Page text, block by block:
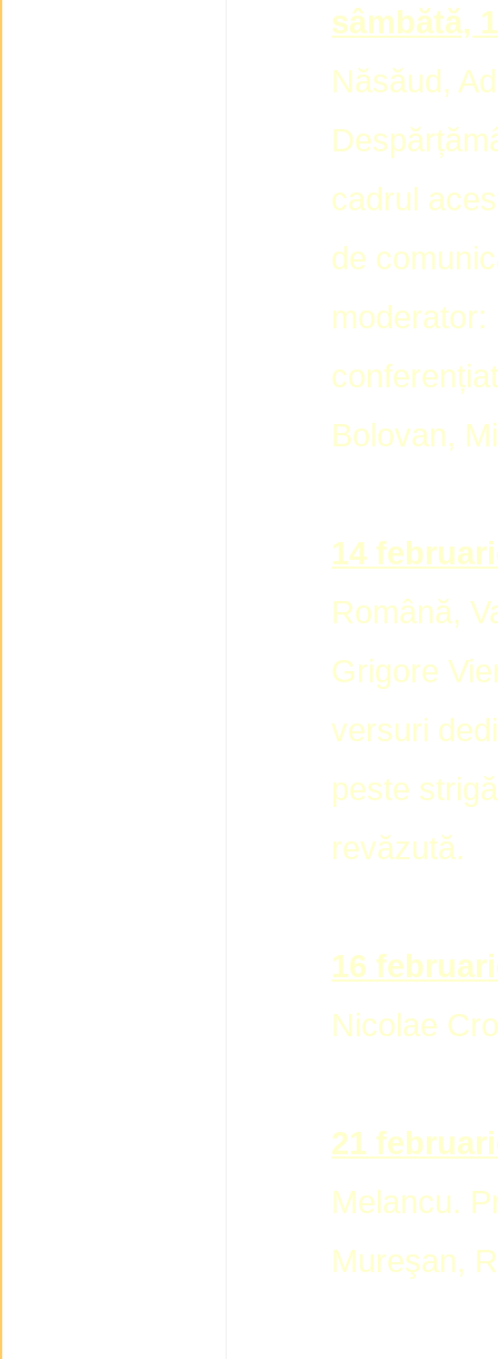
sâmbătă,
Năsăud,
cadrul
de
moderator:
Bolovan,
14
Română,
Grigore
versuri
peste
revăzută.
16
Nicolae
21
Melancu.
Mureşan,